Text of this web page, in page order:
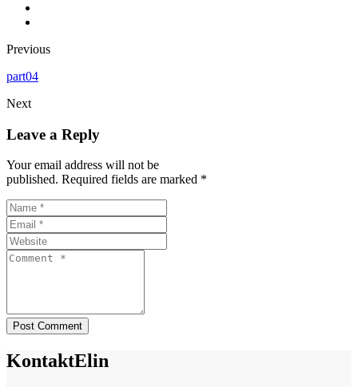
Previous
part04
Next
Leave a Reply
Your email address will not be
published. Required fields are marked *
KontaktElin